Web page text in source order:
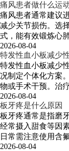
痛风患者做什么运
痛风患者通常建议
减少关节损伤。选
式，能有效锻炼心
2026-08-04
特发性血小板减少
特发性血小板减少
况制定个体化方案
物或手术干预。治
2026-08-04
板牙疼是什么原因
板牙疼通常是指磨
经常摄入甜食等因
日常需注意使用含
2026-08-04